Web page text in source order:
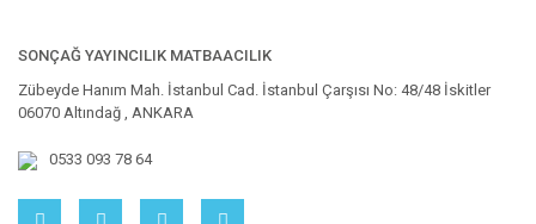
SONÇAĞ YAYINCILIK MATBAACILIK
Zübeyde Hanım Mah. İstanbul Cad. İstanbul Çarşısı No: 48/48 İskitler
06070 Altındağ , ANKARA
0533 093 78 64